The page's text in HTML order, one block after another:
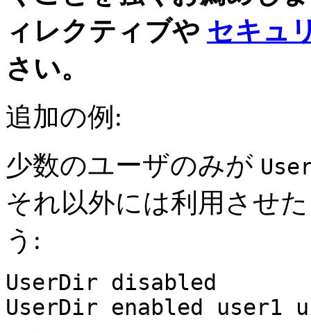
ィレクティブや セキュ
さい。
追加の例:
少数のユーザのみが
それ以外には利用させ
う:
UserDir disabled
UserDir enabled user1